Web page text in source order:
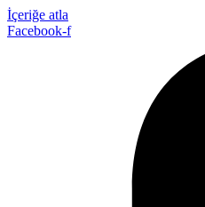
İçeriğe atla
Facebook-f